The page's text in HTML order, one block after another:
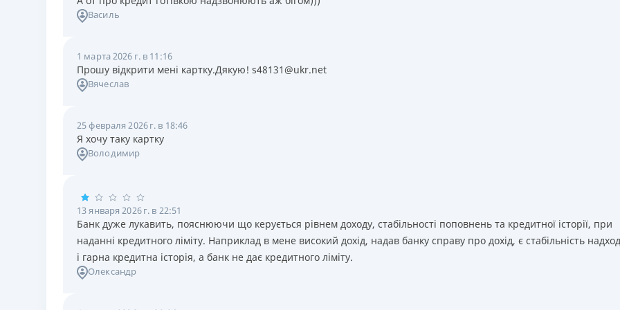
Василь
1 марта 2026 г. в 11:16
Прошу відкрити мені картку.Дякую! s48131@ukr.net
Вячеслав
25 февраля 2026 г. в 18:46
Я хочу таку картку
Володимир
13 января 2026 г. в 22:51
Банк дуже лукавить, пояснюючи що керується рівнем доходу, стабільності поповнень та кредитної історії, при
наданні кредитного ліміту. Наприклад в мене високий дохід, надав банку справу про дохід, є стабільність
і гарна кредитна історія, а банк не дає кредитного ліміту.
Олександр